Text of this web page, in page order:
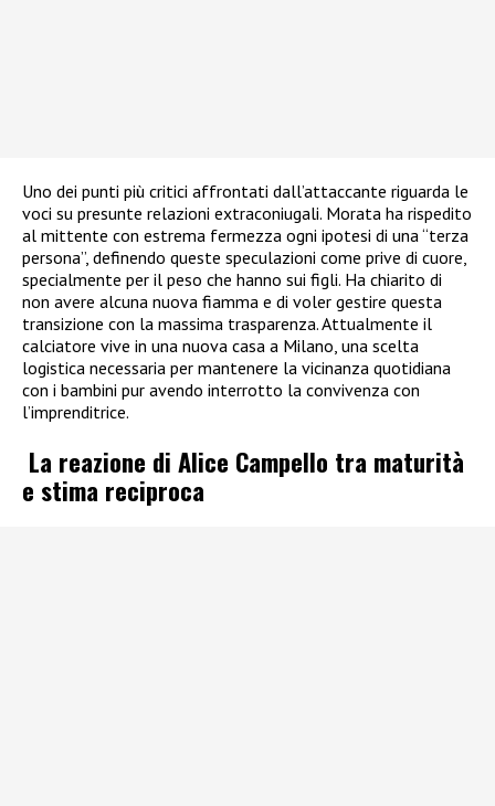
Uno dei punti più critici affrontati dall’attaccante riguarda le
voci su presunte relazioni extraconiugali. Morata ha rispedito
al mittente con estrema fermezza ogni ipotesi di una “terza
persona”, definendo queste speculazioni come prive di cuore,
specialmente per il peso che hanno sui figli. Ha chiarito di
non avere alcuna nuova fiamma e di voler gestire questa
transizione con la massima trasparenza. Attualmente il
calciatore vive in una nuova casa a Milano, una scelta
logistica necessaria per mantenere la vicinanza quotidiana
con i bambini pur avendo interrotto la convivenza con
l’imprenditrice.
La reazione di Alice Campello tra maturità
e stima reciproca